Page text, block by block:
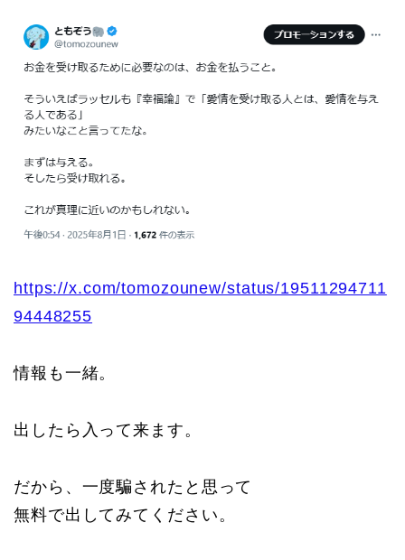
https://x.com/tomozounew/status/19511294711
94448255
情報も一緒。
出したら入って来ます。
だから、一度騙されたと思って
無料で出してみてください。